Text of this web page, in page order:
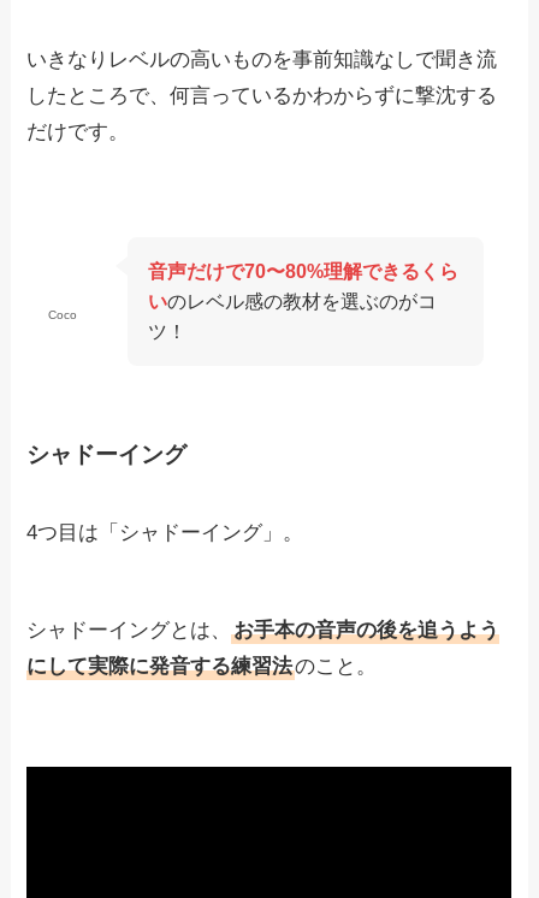
いきなりレベルの高いものを事前知識なしで聞き流
したところで、何言っているかわからずに撃沈する
だけです。
Coco
音声だけで70〜80%理解できるくら
いのレベル感の教材を選ぶのがコ
ツ！
シャドーイング
4つ目は「シャドーイング」。
シャドーイングとは、お手本の音声の後を追うよう
にして実際に発音する練習法のこと。